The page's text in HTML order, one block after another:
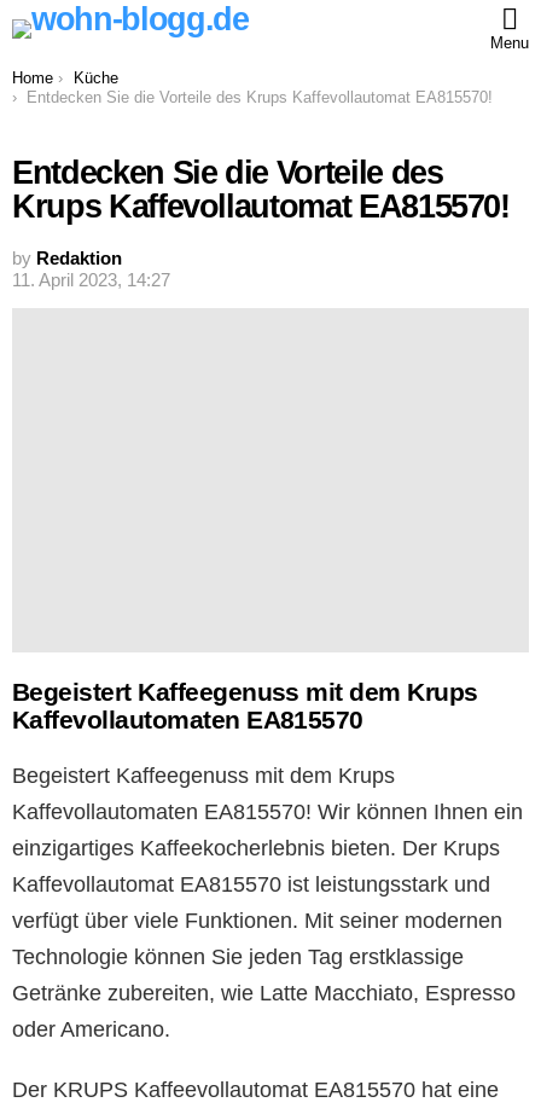
Menu
You are here:
Home
Küche
Entdecken Sie die Vorteile des Krups Kaffevollautomat EA815570!
Entdecken Sie die Vorteile des
Krups Kaffevollautomat EA815570!
by Redaktion
11. April 2023, 14:27
Begeistert Kaffeegenuss mit dem Krups
Kaffevollautomaten EA815570
Begeistert Kaffeegenuss mit dem Krups
Kaffevollautomaten EA815570! Wir können Ihnen ein
einzigartiges Kaffeekocherlebnis bieten. Der Krups
Kaffevollautomat EA815570 ist leistungsstark und
verfügt über viele Funktionen. Mit seiner modernen
Technologie können Sie jeden Tag erstklassige
Getränke zubereiten, wie Latte Macchiato, Espresso
oder Americano.
Der KRUPS Kaffeevollautomat EA815570 hat eine